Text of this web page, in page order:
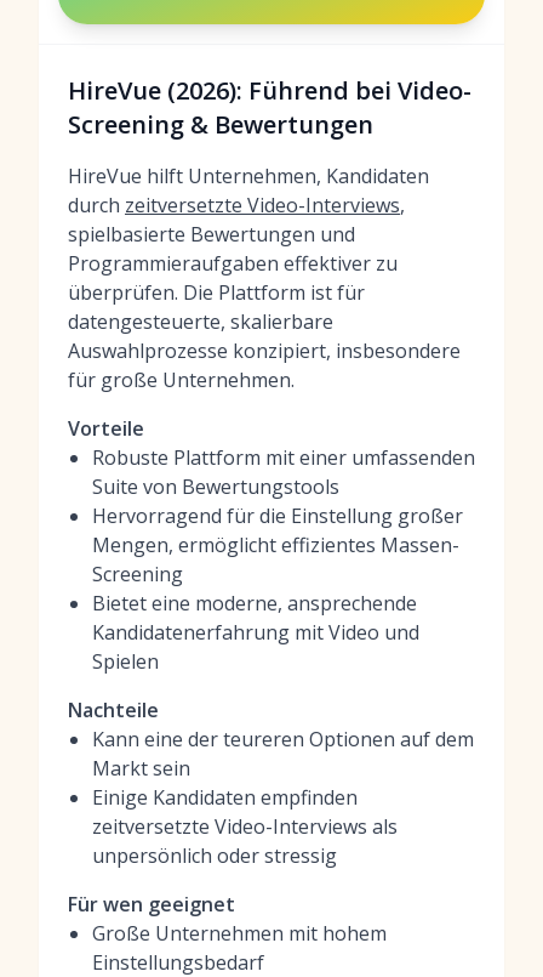
HireVue (2026): Führend bei Video-
Screening & Bewertungen
HireVue hilft Unternehmen, Kandidaten
durch zeitversetzte Video-Interviews,
spielbasierte Bewertungen und
Programmieraufgaben effektiver zu
überprüfen. Die Plattform ist für
datengesteuerte, skalierbare
Auswahlprozesse konzipiert, insbesondere
für große Unternehmen.
Vorteile
Robuste Plattform mit einer umfassenden
Suite von Bewertungstools
Hervorragend für die Einstellung großer
Mengen, ermöglicht effizientes Massen-
Screening
Bietet eine moderne, ansprechende
Kandidatenerfahrung mit Video und
Spielen
Nachteile
Kann eine der teureren Optionen auf dem
Markt sein
Einige Kandidaten empfinden
zeitversetzte Video-Interviews als
unpersönlich oder stressig
Für wen geeignet
Große Unternehmen mit hohem
Einstellungsbedarf